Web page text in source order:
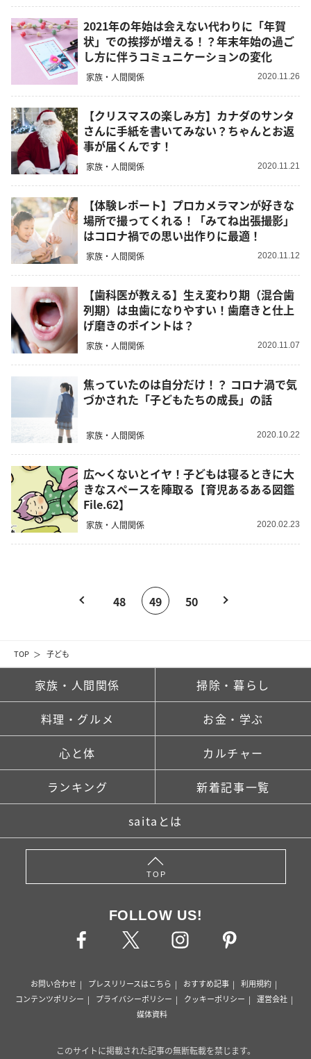
TOP 子ども
2021年の年始は会えない代わりに「年賀
状」での挨拶が増える！？年末年始の過ご
し方に伴うコミュニケーションの変化
家族・人間関係 2020.11.26
【クリスマスの楽しみ方】カナダのサンタ
さんに手紙を書いてみない？ちゃんとお返
事が届くんです！
家族・人間関係 2020.11.21
【体験レポート】プロカメラマンが好きな
場所で撮ってくれる！「みてね出張撮影」
はコロナ禍での思い出作りに最適！
家族・人間関係 2020.11.12
【歯科医が教える】生え変わり期（混合歯
列期）は虫歯になりやすい！歯磨きと仕上
げ磨きのポイントは？
家族・人間関係 2020.11.07
焦っていたのは自分だけ！？ コロナ渦で気
づかされた「子どもたちの成長」の話
家族・人間関係 2020.10.22
広～くないとイヤ！子どもは寝るときに大
きなスペースを陣取る【育児あるある図鑑
File.62】
家族・人間関係 2020.02.23
48 49 50
家族・人間関係 掃除・暮らし
料理・グルメ お金・学ぶ
心と体 カルチャー
ランキング 新着記事一覧
saitaとは
TOP
FOLLOW US!
お問い合わせ プレスリリースはこちら おすすめ記事
利用規約
コンテンツポリシー
プライバシーポリシー クッキーポリシー
運営会社
媒体資料
このサイトに掲載された記事の無断転載を禁じます。